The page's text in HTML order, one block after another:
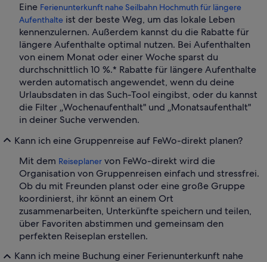
Eine Ferienunterkunft nahe Seilbahn Hochmuth für längere
Aufenthalte ist der beste Weg, um das lokale Leben
kennenzulernen. Außerdem kannst du die Rabatte für
längere Aufenthalte optimal nutzen. Bei Aufenthalten
von einem Monat oder einer Woche sparst du
durchschnittlich 10 %.* Rabatte für längere Aufenthalte
werden automatisch angewendet, wenn du deine
Urlaubsdaten in das Such-Tool eingibst, oder du kannst
die Filter „Wochenaufenthalt" und „Monatsaufenthalt"
in deiner Suche verwenden.
Kann ich eine Gruppenreise auf FeWo-direkt planen?
Mit dem Reiseplaner von FeWo-direkt wird die
Organisation von Gruppenreisen einfach und stressfrei.
Ob du mit Freunden planst oder eine große Gruppe
koordinierst, ihr könnt an einem Ort
zusammenarbeiten, Unterkünfte speichern und teilen,
über Favoriten abstimmen und gemeinsam den
perfekten Reiseplan erstellen.
Kann ich meine Buchung einer Ferienunterkunft nahe